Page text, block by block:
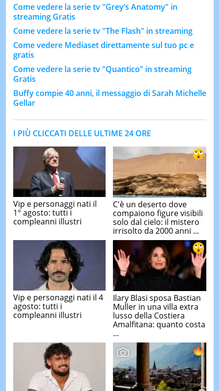
Come vedere la serie tv "Grey’s Anatomy" in
streaming Gratis
Come vedere la serie tv "The Flash" in streaming
Come vedere Mediaset direttamente sul tuo pc e
gratis
Come vedere la serie tv "Quantico" in streaming
Gratis
Buffy compie 40 anni, il messaggio di Sarah Michelle
Gellar
I PIÙ CLICCATI DELLE ULTIME 24 ORE
Vip e personaggi nati il
1° agosto: tutti i
compleanni illustri
C'è un deserto dove
compaiono figure visibili
solo dal cielo: il mistero
irrisolto da 2000 anni ...
Vip e personaggi nati il 4
agosto: tutti i
compleanni illustri
Ilary Blasi sposa Bastian
Muller in una villa extra
lusso della Costiera
Amalfitana: quanto costa
...